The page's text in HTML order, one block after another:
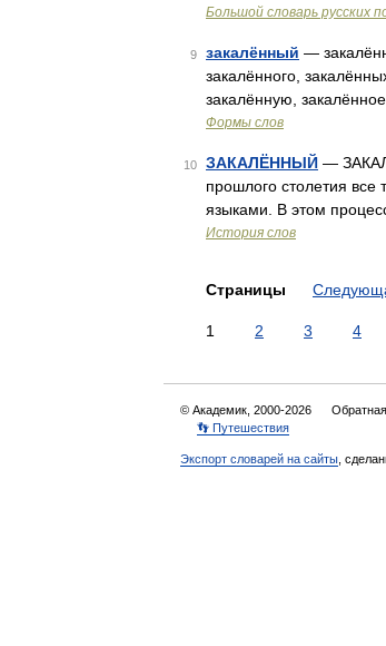
Большой словарь русских
9 закалённый —
закалённого,
закалённую,
Формы слов
10 ЗАКАЛЁННЫЙ —
прошлого столетия
языками. В этом
История слов
Страницы
1 2 3 4
© Академик, 2000-2026
👣 Путешествия
Экспорт словарей на сайты ,